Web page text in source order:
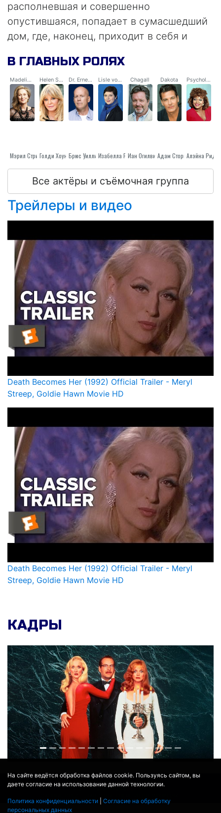
На сайте ведётся обработка файлов cookie. Пользуясь сайтом, вы
даете согласие на использование данной технологии.
Политика конфиденциальности
Согласие на обработку
персональных данных
располневшая и совершенно
опустившаяся, попадает в сумасшедший
дом, где, наконец, приходит в себя и
чудодейственный эликсир, дающий
молодоcть и красоту. Бывшие подруги
закладывают свои души в обмен на
бессмертие, не оставляя попыток
расправиться друг с другом.
В ГЛАВНЫХ РОЛЯХ
Madeline Ashton Menville
Мэрил Стрип
Helen Sharp
Голди Хоун
Dr. Ernest Menville
Брюс Уиллис
Lisle von Rhuman
Изабелла Росселлини
Chagall
Иан Огилви
Dakota
Адам Сторке
Psychologist
Алэйна Рид
Все актёры и съёмочная группа
Трейлеры и видео
Death Becomes Her (1992) Official Trailer - Meryl
Streep, Goldie Hawn Movie HD
Death Becomes Her (1992) Official Trailer - Meryl
Streep, Goldie Hawn Movie HD
КАДРЫ
© 2017 - 2026 MOVIE
ДАННЫЕ ПРЕДОСТАВЛЕНЫ:
ПЕРЕВЕДЕНО СЕРВИСОМЯНДЕКС.ПЕРЕВОД
THEATER BY ICONDOTS FROM THE NOUN PROJECT